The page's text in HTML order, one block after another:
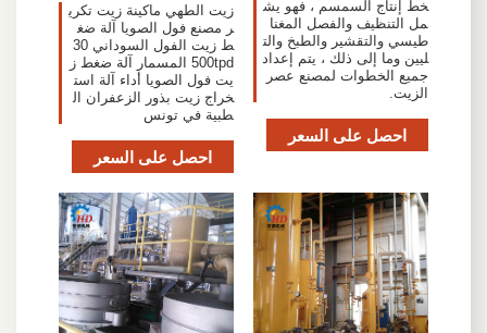
خط إنتاج السمسم ، فهو يش
مل التنظيف والفصل المغنا
طيسي والتقشير والطبخ والت
ليين وما إلى ذلك ، يتم إعداد
جميع الخطوات لمصنع عصر
الزيت.
احصل على السعر
زيت الطهي ماكينة زيت تكري
ر مصنع فول الصويا آلة ضغ
ط زيت الفول السوداني 30
500tpd المسمار آلة ضغط ز
يت فول الصويا أداء آلة است
خراج زيت بذور الزعفران ال
طبية في تونس
احصل على السعر